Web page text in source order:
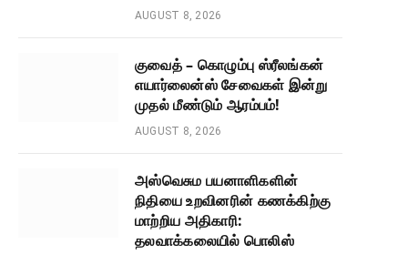
AUGUST 8, 2026
குவைத் – கொழும்பு ஸ்ரீலங்கன்
எயார்லைன்ஸ் சேவைகள் இன்று
முதல் மீண்டும் ஆரம்பம்!
AUGUST 8, 2026
அஸ்வெசும பயனாளிகளின்
நிதியை உறவினரின் கணக்கிற்கு
மாற்றிய அதிகாரி:
தலவாக்கலையில் பொலிஸ்